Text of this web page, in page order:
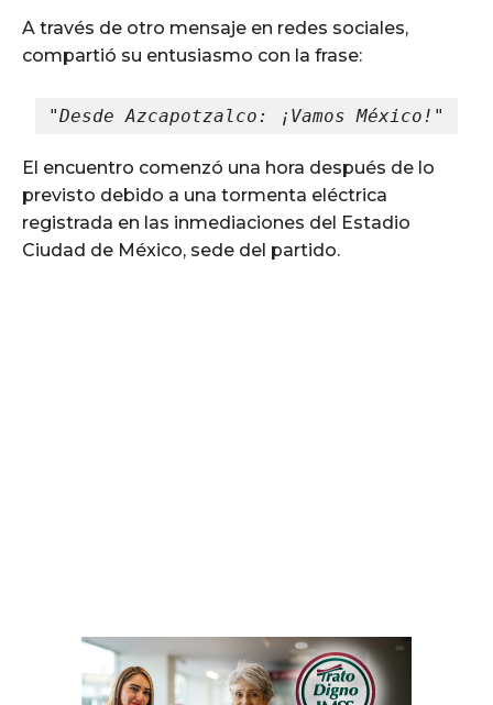
A través de otro mensaje en redes sociales,
compartió su entusiasmo con la frase:
"Desde Azcapotzalco: ¡Vamos México!"
El encuentro comenzó una hora después de lo
previsto debido a una tormenta eléctrica
registrada en las inmediaciones del Estadio
Ciudad de México, sede del partido.